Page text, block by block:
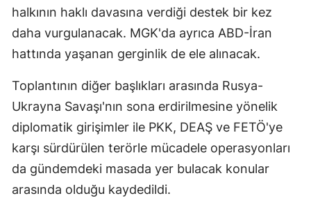
halkının haklı davasına verdiği destek bir kez
daha vurgulanacak. MGK'da ayrıca ABD-İran
hattında yaşanan gerginlik de ele alınacak.
Toplantının diğer başlıkları arasında Rusya-
Ukrayna Savaşı'nın sona erdirilmesine yönelik
diplomatik girişimler ile PKK, DEAŞ ve FETÖ'ye
karşı sürdürülen terörle mücadele operasyonları
da gündemdeki masada yer bulacak konular
arasında olduğu kaydedildi.